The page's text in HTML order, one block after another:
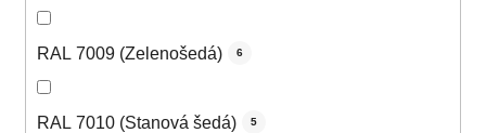
RAL 7009 (Zelenošedá) 6
RAL 7010 (Stanová šedá) 5